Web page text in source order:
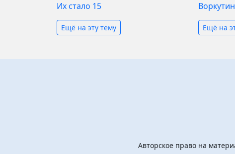
Их стало 15
Ещё на эту тему Ещё на
Авторское право на